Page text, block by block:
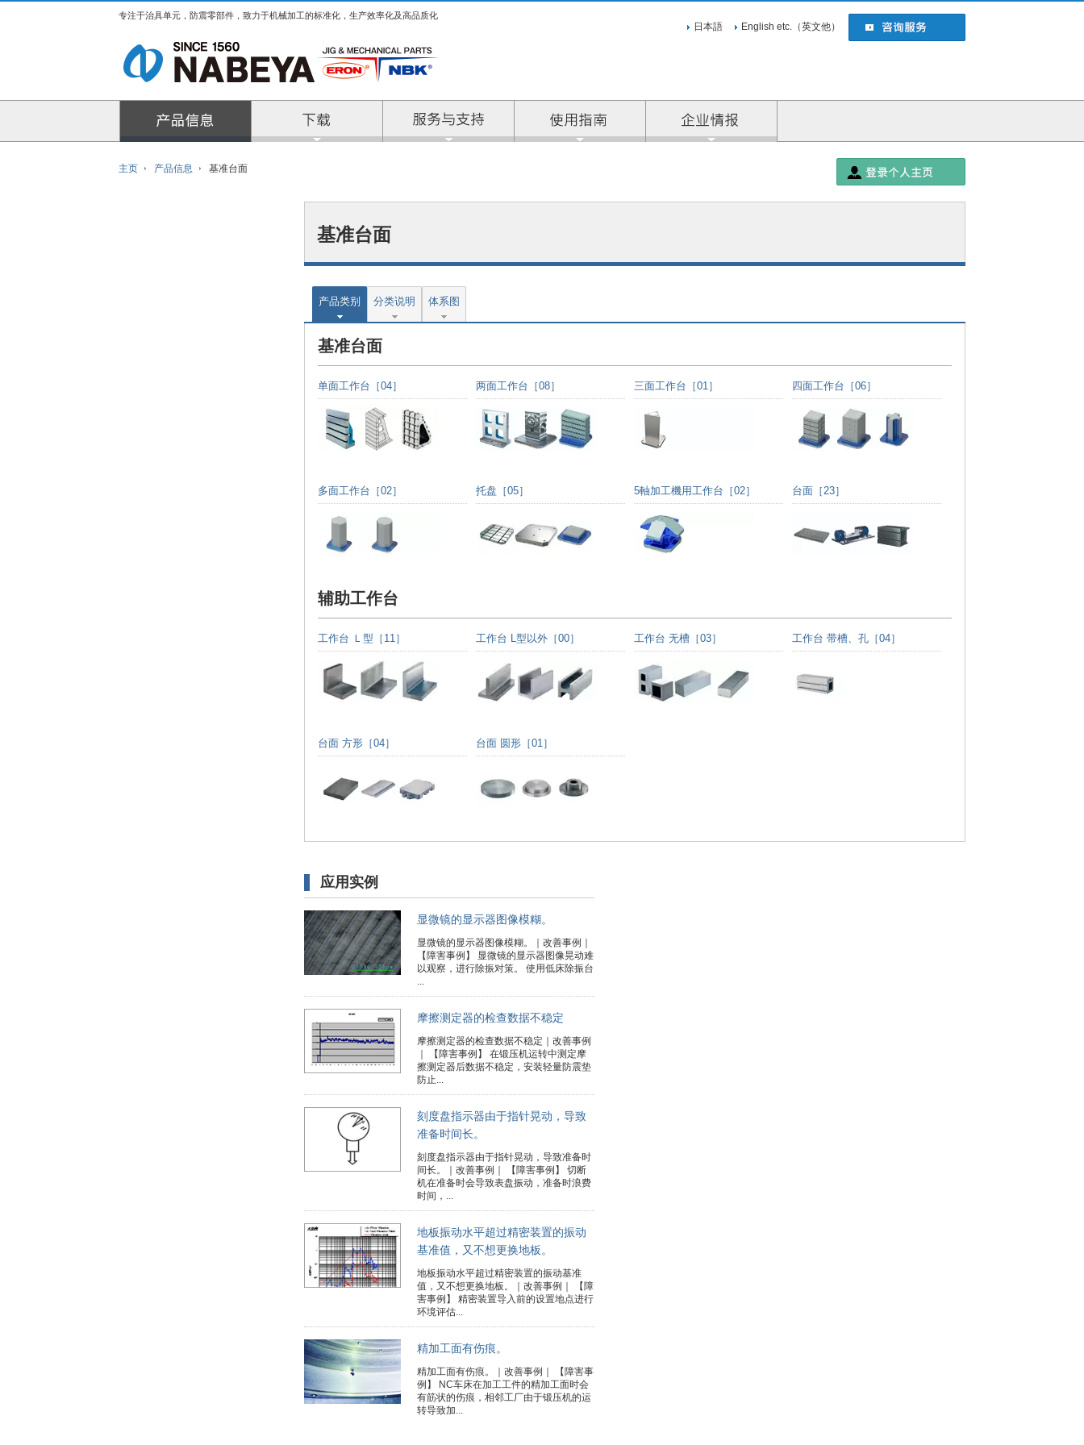
专注于治具单元，防震零部件，致力于机械加工的标准化，生产效率化及高品质化
日本語 English etc.（英文他）
主页 产品信息 基准台面
基准台面
产品类别 分类说明 体系图
基准台面
单面工作台［04］ 两面工作台［08］ 三面工作台［01］ 四面工作台［06］
多面工作台［02］ 托盘［05］ 5軸加工機用工作台［02］ 台面［23］
辅助工作台
工作台 Ｌ型［11］ 工作台 L型以外［00］ 工作台 无槽［03］ 工作台 带槽、孔［04］
台面 方形［04］ 台面 圆形［01］
应用实例
显微镜的显示器图像模糊。
显微镜的显示器图像模糊。｜改善事例｜
【障害事例】 显微镜的显示器图像晃动难
以观察，进行除振对策。 使用低床除振台
摩擦测定器的检查数据不稳定
摩擦测定器的检查数据不稳定｜改善事例
｜ 【障害事例】 在锻压机运转中测定摩
擦测定器后数据不稳定，安装轻量防震垫
防止...
刻度盘指示器由于指针晃动，导致
准备时间长。
刻度盘指示器由于指针晃动，导致准备时
间长。｜改善事例｜ 【障害事例】 切断
机在准备时会导致表盘振动，准备时浪费
时间，...
地板振动水平超过精密装置的振动
基准值，又不想更换地板。
地板振动水平超过精密装置的振动基准
值，又不想更换地板。｜改善事例｜ 【障
害事例】 精密装置导入前的设置地点进行
环境评估...
精加工面有伤痕。
精加工面有伤痕。｜改善事例｜ 【障害事
例】 NC车床在加工工件的精加工面时会
有筋状的伤痕，相邻工厂由于锻压机的运
转导致加...